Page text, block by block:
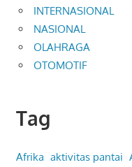
INTERNASIONAL
NASIONAL
OLAHRAGA
OTOMOTIF
Tag
Afrika aktivitas pantai